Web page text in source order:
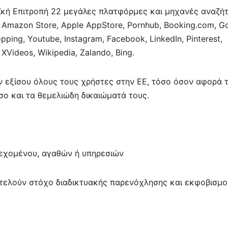
Επιτροπή 22 μεγάλες πλατφόρμες και μηχανές
Amazon Store, Apple AppStore, Pornhub, Booking.com,
Youtube, Instagram, Facebook, LinkedIn, Pinterest,
Wikipedia, Zalando, Bing.
εξίσου όλους τους χρήστες στην ΕΕ, τόσο όσον αφορά
και τα θεμελιώδη δικαιώματά τους.
αγαθών ή υπηρεσιών
στόχο διαδικτυακής παρενόχλησης και